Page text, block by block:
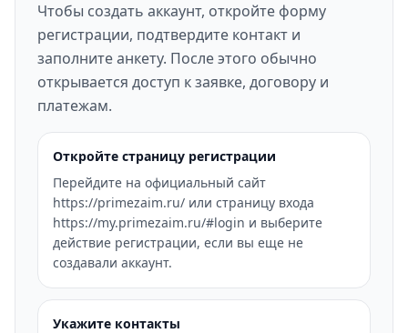
Чтобы создать аккаунт, откройте форму
регистрации, подтвердите контакт и
заполните анкету. После этого обычно
открывается доступ к заявке, договору и
платежам.
Откройте страницу регистрации
Перейдите на официальный сайт
https://primezaim.ru/ или страницу входа
https://my.primezaim.ru/#login и выберите
действие регистрации, если вы еще не
создавали аккаунт.
Укажите контакты